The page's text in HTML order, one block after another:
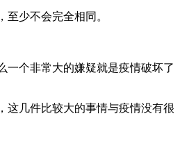
少不会完全相同。
一个非常大的嫌疑就是疫情破坏了
这几件比较大的事情与疫情没有很